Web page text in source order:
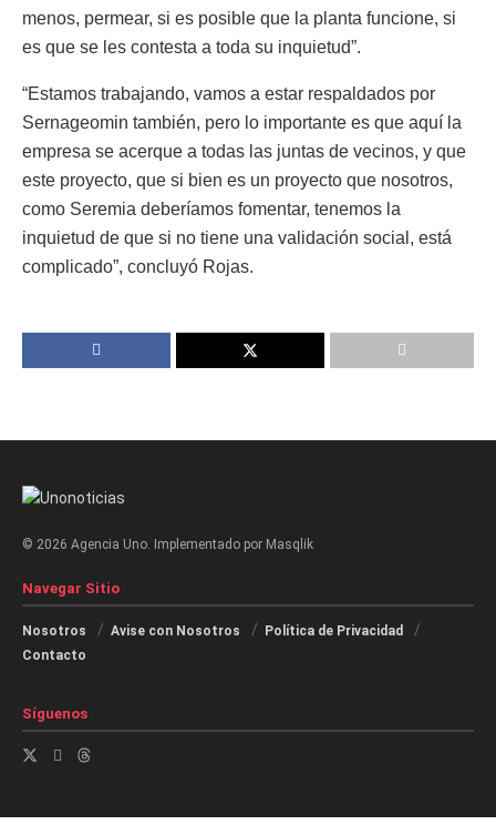
menos, permear, si es posible que la planta funcione, si
es que se les contesta a toda su inquietud”.
“Estamos trabajando, vamos a estar respaldados por
Sernageomin también, pero lo importante es que aquí la
empresa se acerque a todas las juntas de vecinos, y que
este proyecto, que si bien es un proyecto que nosotros,
como Seremia deberíamos fomentar, tenemos la
inquietud de que si no tiene una validación social, está
complicado”, concluyó Rojas.
© 2026 Agencia Uno. Implementado por Masqlik
Navegar Sitio
Nosotros Avise con Nosotros
Política de Privacidad
Contacto
Síguenos